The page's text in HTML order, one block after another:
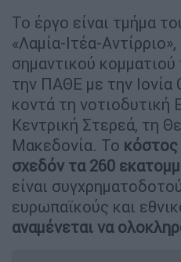
Το έργο είναι τμήμα
«Λαμία-Ιτέα-
σημαντικού
την ΠΑΘΕ με την Ιονία
κοντά τη νοτιοδυτική
Κεντρική Στερεά, τη
Μακεδονία. Το κόστος
σχεδόν τα 260
είναι
ευρωπαϊκούς και
αναμένεται να